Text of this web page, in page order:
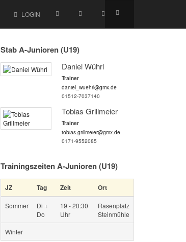
LOGIN
Stab A-Junioren (U19)
Daniel Wührl
Trainer
daniel_wuehrl@gmx.de
01512-7037140
Tobias Grillmeier
Trainer
tobias.grillmeier@gmx.de
0171-9552085
Trainingszeiten A-Junioren (U19)
JZ Tag Zeit Ort
Sommer
Di +
Do
19 - 20:30
Uhr
Rasenplatz
Steinmühle
Winter